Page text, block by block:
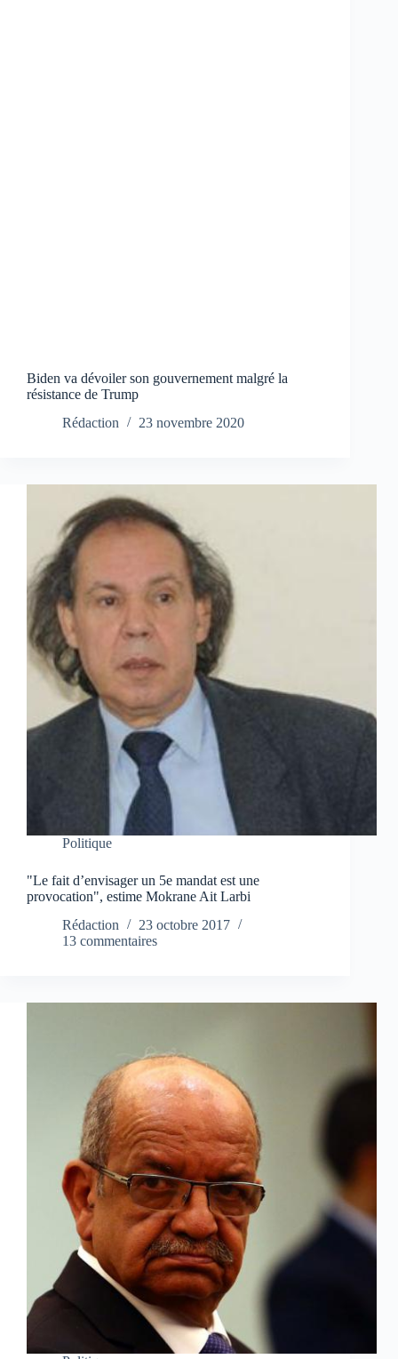
Biden va dévoiler son gouvernement malgré la
résistance de Trump
Rédaction
23 novembre 2020
Politique
"Le fait d’envisager un 5e mandat est une
provocation", estime Mokrane Ait Larbi
Rédaction
23 octobre 2017
13 commentaires